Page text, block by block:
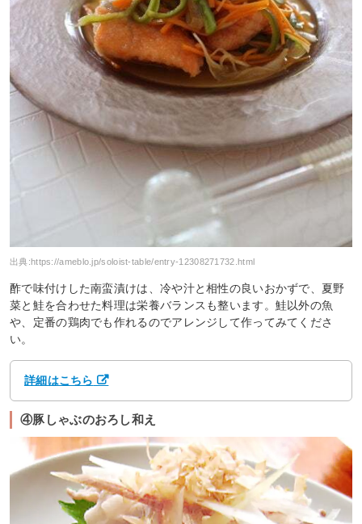
出典:https://ameblo.jp/soloist-table/entry-12308271732.html
酢で味付けした南蛮漬けは、冷や汁と相性の良いおかずで、夏野
菜と鮭を合わせた料理は栄養バランスも整います。鮭以外の魚
や、定番の鶏肉でも作れるのでアレンジして作ってみてくださ
い。
詳細はこちら
④豚しゃぶのおろし和え